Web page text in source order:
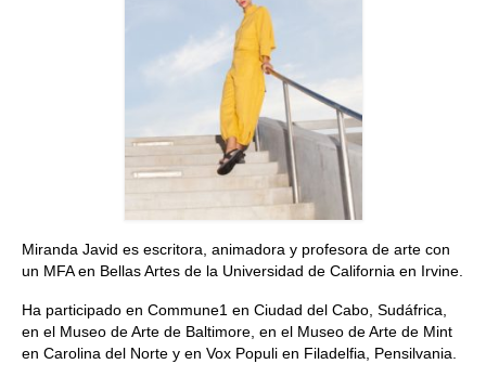
Miranda Javid es escritora, animadora y profesora de arte con
un MFAen Bellas Artes de la Universidad de California en Irvine.
Ha participado en Commune1 en Ciudad del Cabo, Sudáfrica,
en el Museo de Arte de Baltimore, en el Museo de Arte de Mint
en Carolina del Norte y en Vox Populi en Filadelfia, Pensilvania.